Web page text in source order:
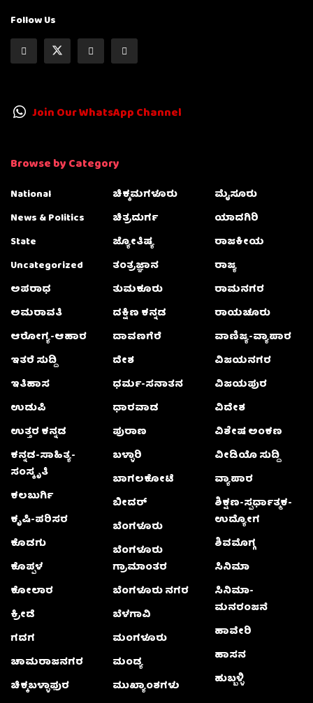
Follow Us
Join Our WhatsApp Channel
Browse by Category
National
News & Politics
State
Uncategorized
ಅಪರಾಧ
ಅಮರಾವತಿ
ಆರೋಗ್ಯ-ಆಹಾರ
ಇತರೆ ಸುದ್ದಿ
ಇತಿಹಾಸ
ಉಡುಪಿ
ಉತ್ತರ ಕನ್ನಡ
ಕನ್ನಡ-ಸಾಹಿತ್ಯ-
ಸಂಸ್ಕೃತಿ
ಕಲಬುರ್ಗಿ
ಕೃಷಿ-ಪರಿಸರ
ಕೊಡಗು
ಕೊಪ್ಪಳ
ಕೋಲಾರ
ಕ್ರೀಡೆ
ಗದಗ
ಚಾಮರಾಜನಗರ
ಚಿಕ್ಕಬಳ್ಳಾಫುರ
ಚಿಕ್ಕಮಗಳೂರು
ಚಿತ್ರದುರ್ಗ
ಜ್ಯೋತಿಷ್ಯ
ತಂತ್ರಜ್ಞಾನ
ತುಮಕೂರು
ದಕ್ಷಿಣ ಕನ್ನಡ
ದಾವಣಗೆರೆ
ದೇಶ
ಧರ್ಮ-ಸನಾತನ
ಧಾರವಾಡ
ಪುರಾಣ
ಬಳ್ಳಾರಿ
ಬಾಗಲಕೋಟೆ
ಬೀದರ್
ಬೆಂಗಳೂರು
ಬೆಂಗಳೂರು
ಗ್ರಾಮಾಂತರ
ಬೆಂಗಳೂರು ನಗರ
ಬೆಳಗಾವಿ
ಮಂಗಳೂರು
ಮಂಡ್ಯ
ಮುಖ್ಯಾಂಶಗಳು
ಮೈಸೂರು
ಯಾದಗಿರಿ
ರಾಜಕೀಯ
ರಾಜ್ಯ
ರಾಮನಗರ
ರಾಯಚೂರು
ವಾಣಿಜ್ಯ-ವ್ಯಾಪಾರ
ವಿಜಯನಗರ
ವಿಜಯಪುರ
ವಿದೇಶ
ವಿಶೇಷ ಅಂಕಣ
ವೀಡಿಯೊ ಸುದ್ದಿ
ವ್ಯಾಪಾರ
ಶಿಕ್ಷಣ-ಸ್ಪರ್ಧಾತ್ಮಕ-
ಉದ್ಯೋಗ
ಶಿವಮೊಗ್ಗ
ಸಿನಿಮಾ
ಸಿನಿಮಾ-
ಮನರಂಜನೆ
ಹಾವೇರಿ
ಹಾಸನ
ಹುಬ್ಬಳ್ಳಿ